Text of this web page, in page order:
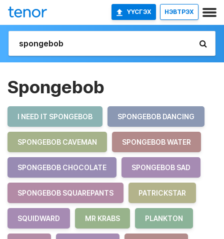
ҮҮСГЭХ НЭВТРЭХ
Spongebob
I NEED IT SPONGEBOB SPONGEBOB DANCING
SPONGEBOB CAVEMAN SPONGEBOB WATER
SPONGEBOB CHOCOLATE SPONGEBOB SAD
SPONGEBOB SQUAREPANTS PATRICKSTAR
SQUIDWARD MR KRABS PLANKTON